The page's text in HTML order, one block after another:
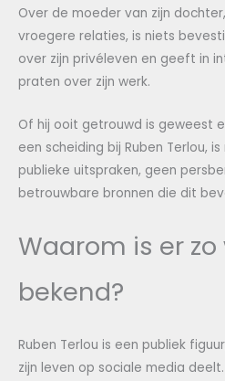
Over de moeder van zijn
vroegere relaties, is niets
over zijn privéleven en geeft in
praten over zijn werk.
Of hij ooit getrouwd is geweest
een scheiding bij Ruben Terlou,
publieke uitspraken, geen
betrouwbare bronnen die dit
Waarom is er
bekend?
Ruben Terlou is een publiek
zijn leven op sociale media